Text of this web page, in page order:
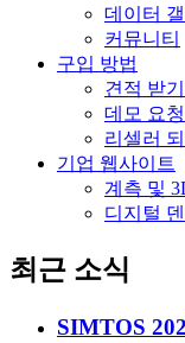
데이터 갤
커뮤니티
구입 방법
견적 받기
데모 요청
리셀러 되
기업 웹사이트
계측 및
디지털
최근 소식
SIMTOS